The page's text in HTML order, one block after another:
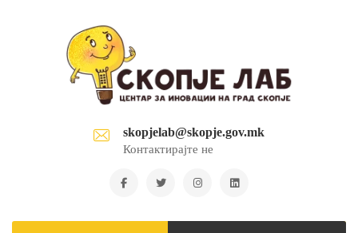
skopjelab@skopje.gov.mk
Контактирајте не